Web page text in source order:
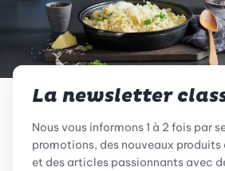
La newsletter
Nous vous informons 1 à 2 fois par
promotions, des nouveaux
et des articles passionnants avec